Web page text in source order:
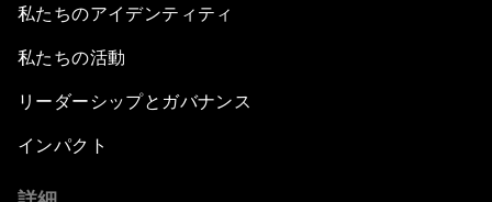
私たちのアイデンティティ
私たちの活動
リーダーシップとガバナンス
インパクト